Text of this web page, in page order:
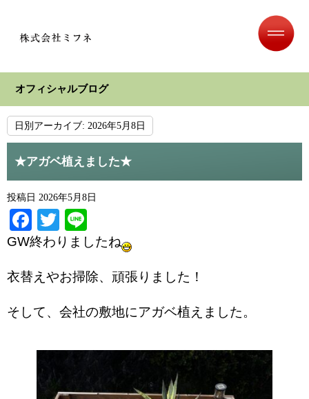
オフィシャルブログ
日別アーカイブ: 2026年5月8日
★アガベ植えました★
投稿日 2026年5月8日
Facebook
Twitter
GW終わりましたね
衣替えやお掃除、頑張りました！
そして、会社の敷地にアガベ植えました。